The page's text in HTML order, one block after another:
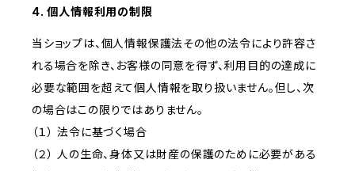
4. 個人情報利用の制限
当ショップは、個人情報保護法その他の法令により許容さ
れる場合を除き、お客様の同意を得ず、利用目的の達成に
必要な範囲を超えて個人情報を取り扱いません。但し、次
の場合はこの限りではありません。
（１） 法令に基づく場合
（２） 人の生命、身体又は財産の保護のために必要がある